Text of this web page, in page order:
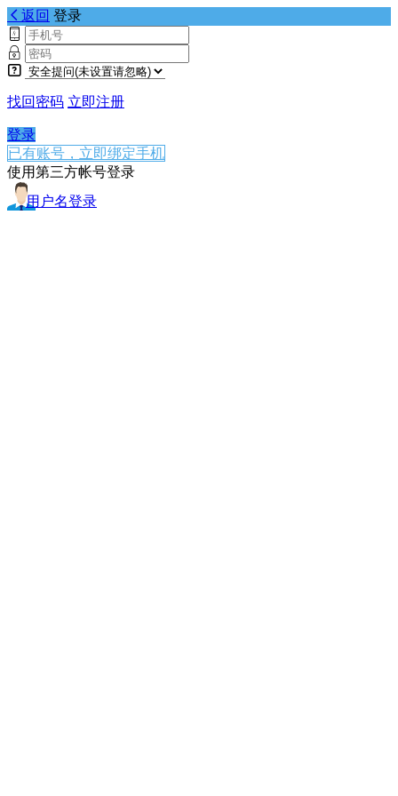
返回 登录
找回密码 立即注册
登录
已有账号，立即绑定手机
使用第三方帐号登录
用户名登录